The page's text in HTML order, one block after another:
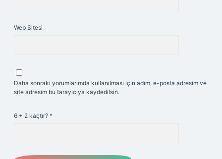
Web Sitesi
Daha sonraki yorumlarımda kullanılması için adım, e-posta adresim ve
site adresim bu tarayıcıya kaydedilsin.
6 + 2 kaçtır? *